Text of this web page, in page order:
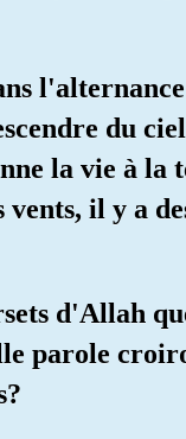
du
la vie à la
il y a
d'Allah
parole